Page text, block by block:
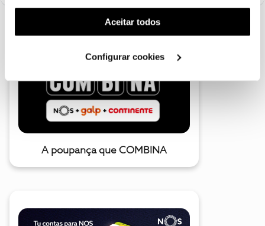
funcionalidade) e adaptar anúncios aos seus interesses
(cookies de publicidade personalizada). Pode gerir a
utilização dos cookies clicando em "Configurar
Aceitar todos
Configurar cookies
A poupança que COMBINA